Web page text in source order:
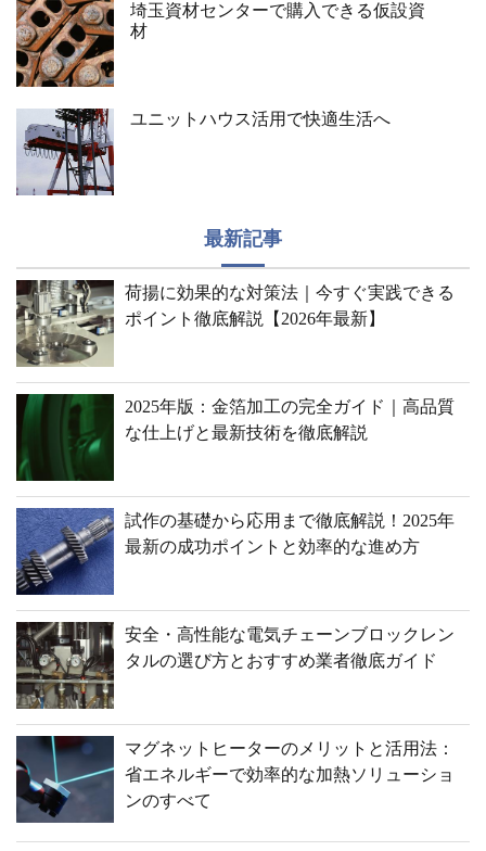
埼玉資材センターで購入できる仮設資
材
ユニットハウス活用で快適生活へ
最新記事
荷揚に効果的な対策法｜今すぐ実践できる
ポイント徹底解説【2026年最新】
2025年版：金箔加工の完全ガイド｜高品質
な仕上げと最新技術を徹底解説
試作の基礎から応用まで徹底解説！2025年
最新の成功ポイントと効率的な進め方
安全・高性能な電気チェーンブロックレン
タルの選び方とおすすめ業者徹底ガイド
マグネットヒーターのメリットと活用法：
省エネルギーで効率的な加熱ソリューショ
ンのすべて